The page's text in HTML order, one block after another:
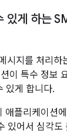
있게 하는
시지를 처리하
이 특수 정보
있게 합니다.
애플리케이션
있어서 심각도